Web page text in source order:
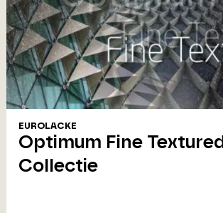
EUROLACKE
Optimum Fine Textured
Collectie